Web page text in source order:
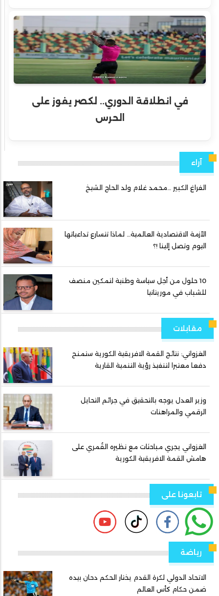
في انطلاقة الدوري.. لكصر يفوز على
الحرس
آراء
الفراغ الكبير …محمد غلام ولد الحاج الشيخ
الأزمة الاقتصادية العالمية… لماذا تتسارع تداعياتها
اليوم وتصل إلينا !؟
10 حلول من أجل سياسة وطنية لتمكين منصف
للشباب في موريتانيا
مقابلات
الغزواني: نتائج القمة الافريقية الكورية ستمنح
دفعا معتبرا لتنفيذ رؤية التنمية القارية
وزير العدل يوجه بالتحقيق في جرائم التحايل
الرقمي والمراهنات
الغزواني يجري مباحثات مع نظيره القُمري على
هامش القمة الافريقية الكورية
تابعونا على
رياضة
الاتحاد الدولي لكرة القدم يختار الحكم دحان بيده
ضمن حكام كأس العالم